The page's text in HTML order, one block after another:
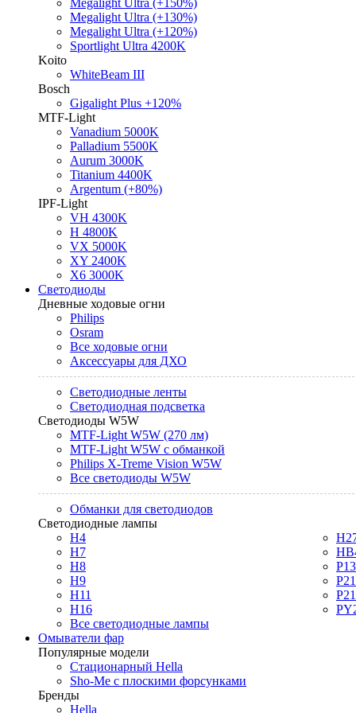
Megalight Ultra (+150%)
Megalight Ultra (+130%)
Megalight Ultra (+120%)
Sportlight Ultra 4200K
Koito
WhiteBeam III
Bosch
Gigalight Plus +120%
MTF-Light
Vanadium 5000K
Palladium 5500K
Aurum 3000K
Titanium 4400K
Argentum (+80%)
IPF-Light
VH 4300K
H 4800K
VX 5000K
XY 2400K
X6 3000K
Светодиоды
Дневные ходовые огни
Philips
Osram
Все ходовые огни
Аксессуары для ДХО
Светодиодные ленты
Светодиодная подсветка
Светодиоды W5W
MTF-Light W5W (270 лм)
MTF-Light W5W с обманкой
Philips X-Treme Vision W5W
Все светодиоды W5W
Обманки для светодиодов
Светодиодные лампы
H4
H7
H8
H9
H11
H16
Все светодиодные лампы
Омыватели фар
Популярные модели
Стационарный Hella
Sho-Me с плоскими форсунками
Бренды
Hella